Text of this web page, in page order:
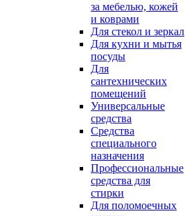
за мебелью, кожей
и коврами
Для стекол и зеркал
Для кухни и мытья
посуды
Для
сантехнических
помещений
Универсальные
средства
Средства
специального
назначения
Профессиональные
средства для
стирки
Для поломоечных